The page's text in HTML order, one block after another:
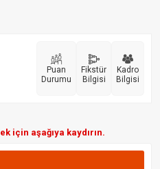
Puan
Durumu
Fikstür
Bilgisi
Kadro
Bilgisi
için aşağıya kaydırın.